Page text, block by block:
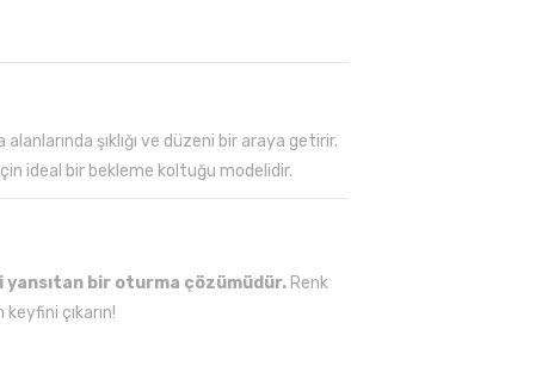
şıklığı ve düzeni bir araya getirir.
ideal bir bekleme koltuğu modelidir.
yansıtan bir oturma çözümüdür. Renk
çıkarın!